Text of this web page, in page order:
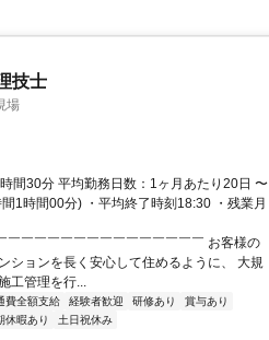
技士
場
間30分 平均勤務日数：1ヶ月あたり20日 〜
1時間00分) ・平均終了時刻18:30 ・残業月
￣￣￣￣￣￣￣￣￣￣￣￣￣￣￣ お客様の
ションを長く安心して住めるように、 大規
工管理を行...
費全額支給 経験者歓迎 研修あり
賞与あり
休暇あり 土日祝休み